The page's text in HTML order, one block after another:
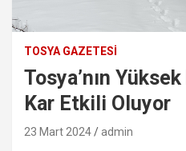
TOSYA GAZETESI
Tosya’nın
Kar Etkili Oluyor
23 Mart 2024 admin